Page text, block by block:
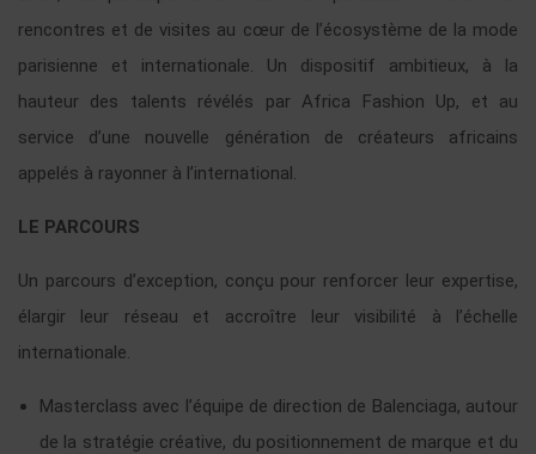
rencontres et de visites au cœur de l’écosystème de la mode
parisienne et internationale. Un dispositif ambitieux, à la
hauteur des talents révélés par Africa Fashion Up, et au
service d’une nouvelle génération de créateurs africains
appelés à rayonner à l’international.
LE PARCOURS
Un parcours d’exception, conçu pour renforcer leur expertise,
élargir leur réseau et accroître leur visibilité à l’échelle
internationale.
Masterclass avec l’équipe de direction de Balenciaga, autour
de la stratégie créative, du positionnement de marque et du